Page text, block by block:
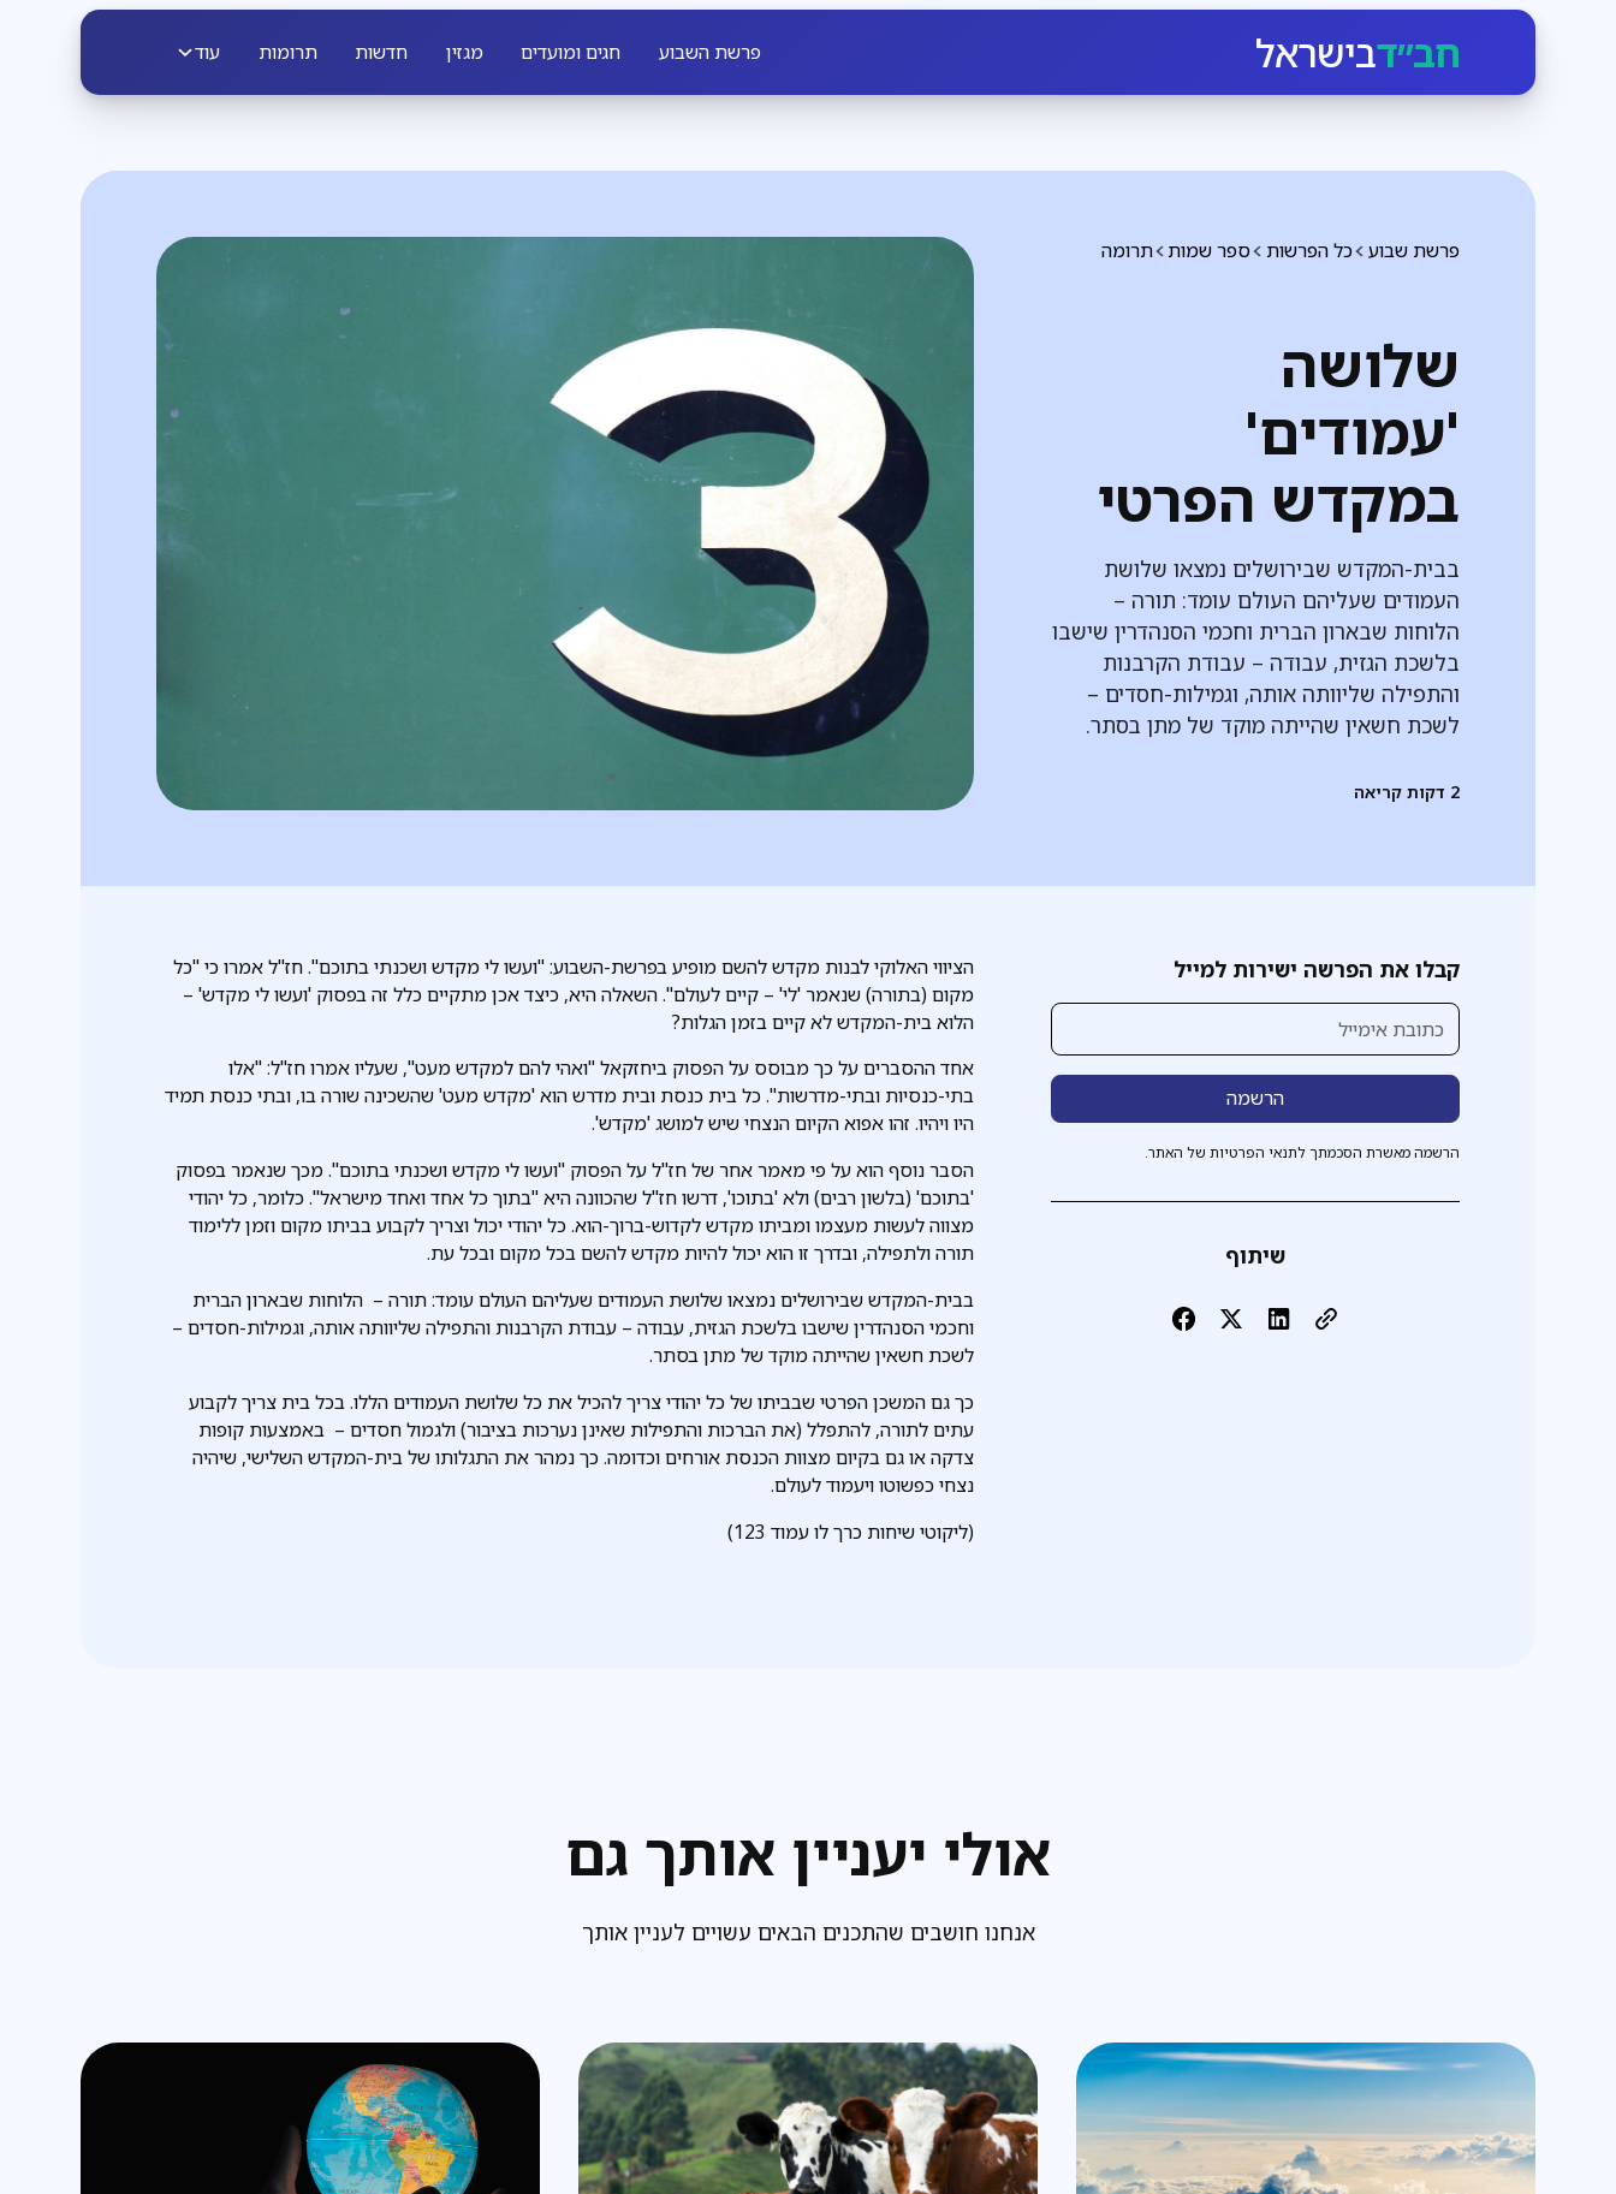
חב״דבישראל פרשת השבוע חגים ומועדים מגזין חדשות תרומות עוד
תרומה ספר שמות כל הפרשות פרשת שבוע
שלושה
'עמודים'
במקדש הפרטי
בבית-המקדש שבירושלים נמצאו שלושת
העמודים שעליהם העולם עומד: תורה –
הלוחות שבארון הברית וחכמי הסנהדרין שישבו
בלשכת הגזית, עבודה – עבודת הקרבנות
והתפילה שליוותה אותה, וגמילות-חסדים –
לשכת חשאין שהייתה מוקד של מתן בסתר.
2 דקות קריאה
קבלו את הפרשה ישירות למייל
הרשמה מאשרת הסכמתך לתנאי הפרטיות של האתר.
שיתוף
הציווי האלוקי לבנות מקדש להשם מופיע בפרשת-השבוע: "ועשו לי מקדש ושכנתי בתוכם". חז"ל אמרו כי "כל
מקום (בתורה) שנאמר 'לי' – קיים לעולם". השאלה היא, כיצד אכן מתקיים כלל זה בפסוק 'ועשו לי מקדש' –
הלוא בית-המקדש לא קיים בזמן הגלות?
אחד ההסברים על כך מבוסס על הפסוק ביחזקאל "ואהי להם למקדש מעט", שעליו אמרו חז"ל: "אלו
בתי-כנסיות ובתי-מדרשות". כל בית כנסת ובית מדרש הוא 'מקדש מעט' שהשכינה שורה בו, ובתי כנסת תמיד
היו ויהיו. זהו אפוא הקיום הנצחי שיש למושג 'מקדש'.
הסבר נוסף הוא על פי מאמר אחר של חז"ל על הפסוק "ועשו לי מקדש ושכנתי בתוכם". מכך שנאמר בפסוק
'בתוכם' (בלשון רבים) ולא 'בתוכו', דרשו חז"ל שהכוונה היא "בתוך כל אחד ואחד מישראל". כלומר, כל יהודי
מצווה לעשות מעצמו ומביתו מקדש לקדוש-ברוך-הוא. כל יהודי יכול וצריך לקבוע בביתו מקום וזמן ללימוד
תורה ולתפילה, ובדרך זו הוא יכול להיות מקדש להשם בכל מקום ובכל עת.
בבית-המקדש שבירושלים נמצאו שלושת העמודים שעליהם העולם עומד: תורה – הלוחות שבארון הברית
וחכמי הסנהדרין שישבו בלשכת הגזית, עבודה – עבודת הקרבנות והתפילה שליוותה אותה, וגמילות-חסדים –
לשכת חשאין שהייתה מוקד של מתן בסתר.
כך גם המשכן הפרטי שבביתו של כל יהודי צריך להכיל את כל שלושת העמודים הללו. בכל בית צריך לקבוע
עתים לתורה, להתפלל (את הברכות והתפילות שאינן נערכות בציבור) ולגמול חסדים – באמצעות קופות
צדקה או גם בקיום מצוות הכנסת אורחים וכדומה. כך נמהר את התגלותו של בית-המקדש השלישי, שיהיה
נצחי כפשוטו ויעמוד לעולם.
(ליקוטי שיחות כרך לו עמוד 123)
אולי יעניין אותך גם
אנחנו חושבים שהתכנים הבאים עשויים לעניין אותך